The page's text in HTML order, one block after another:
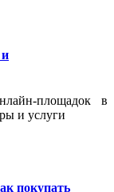
и
площадок в
и услуги
покупать